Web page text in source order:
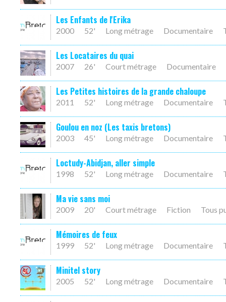
Les Enfants de l'Erika
2000 52' Long métrage Documentaire
Les Locataires du quai
2007 26' Court métrage Documentaire
Les Petites histoires de la grande chaloupe
2011 52' Long métrage Documentaire
Goulou en noz (Les taxis bretons)
2003 45' Long métrage Documentaire
Loctudy-Abidjan, aller simple
1998 52' Long métrage Documentaire
Ma vie sans moi
2009 20' Court métrage Fiction Tous
Mémoires de feux
1999 52' Long métrage Documentaire
Minitel story
2005 52' Long métrage Documentaire